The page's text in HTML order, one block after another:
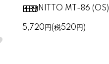
NITTO MT-86 (OS)
5,720円(税520円)